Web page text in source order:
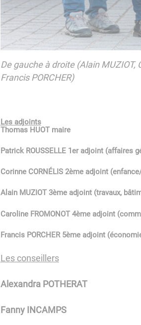
De gauche à droite (Alain MUZIOT,
Francis PORCHER)
Les adjoints
Thomas HUOT maire
Patrick ROUSSELLE 1er adjoint (affaires
Corinne CORNÉLIS 2ème adjoint
Alain MUZIOT 3ème adjoint (travaux,
Caroline FROMONOT 4ème adjoint
Francis PORCHER 5ème adjoint
Les conseillers
Alexandra POTHERAT
Fanny INCAMPS